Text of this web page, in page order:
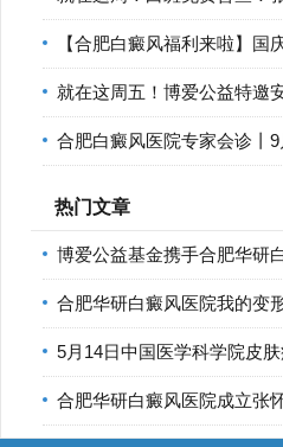
【合肥白癜风福利来啦】国
就在这周五！博爱公益特邀安徽
合肥白癜风医院专家会诊丨9月15-
热门文章
博爱公益基金携手合肥华研
合肥华研白癜风医院我的变
5月14日中国医学科学院皮肤病医院
合肥华研白癜风医院成立张